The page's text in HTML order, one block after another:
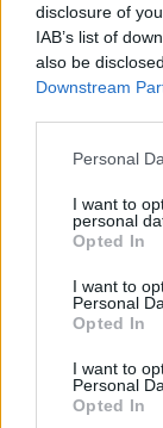
disclosure of
IAB’s list of
also be
Downstream
Please note
not limited to
grant or deny
use your data
consent section.
Personal
I want to
personal
Opted In
I want to
Personal
Opted In
I want to
Personal
Opted In
A debreceni
műfaját
részek. A
fogat fogért elv
aszimmetrikus
Mindenképpen
Attila. ?Mert ha
formában,